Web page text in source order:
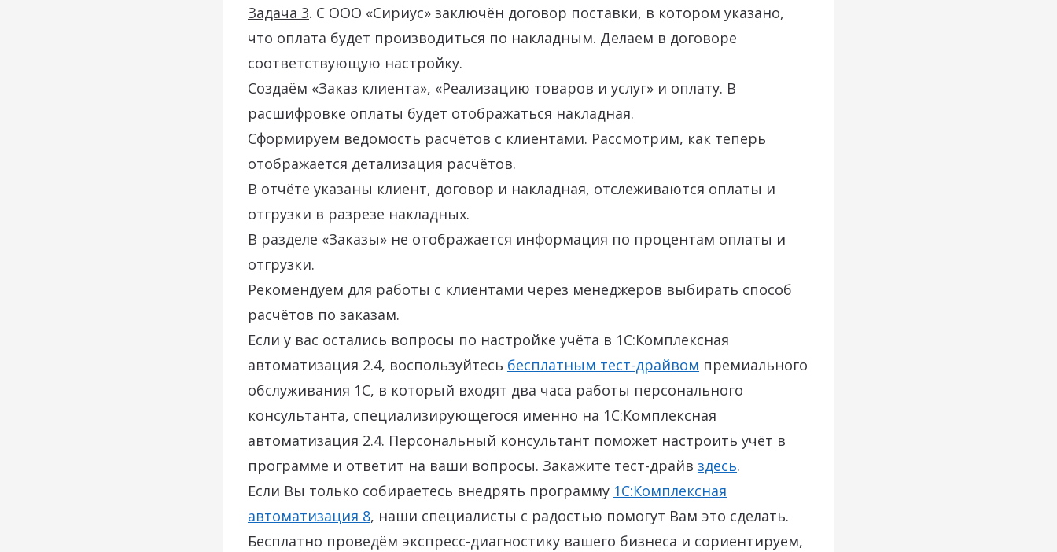
Задача 3. С ООО «Сириус» заключён договор поставки, в котором указано,
что оплата будет производиться по накладным. Делаем в договоре
соответствующую настройку.
Создаём «Заказ клиента», «Реализацию товаров и услуг» и оплату. В
расшифровке оплаты будет отображаться накладная.
Сформируем ведомость расчётов с клиентами. Рассмотрим, как теперь
отображается детализация расчётов.
В отчёте указаны клиент, договор и накладная, отслеживаются оплаты и
отгрузки в разрезе накладных.
В разделе «Заказы» не отображается информация по процентам оплаты и
отгрузки.
Рекомендуем для работы с клиентами через менеджеров выбирать способ
расчётов по заказам.
Если у вас остались вопросы по настройке учёта в 1С:Комплексная
автоматизация 2.4, воспользуйтесь бесплатным тест-драйвом премиального
обслуживания 1С, в который входят два часа работы персонального
консультанта, специализирующегося именно на 1С:Комплексная
автоматизация 2.4. Персональный консультант поможет настроить учёт в
программе и ответит на ваши вопросы. Закажите тест-драйв здесь.
Если Вы только собираетесь внедрять программу 1С:Комплексная
автоматизация 8, наши специалисты с радостью помогут Вам это сделать.
Бесплатно проведём экспресс-диагностику вашего бизнеса и сориентируем,